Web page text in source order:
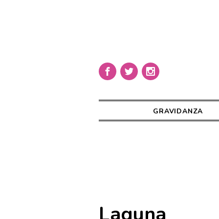
GRAVIDANZA